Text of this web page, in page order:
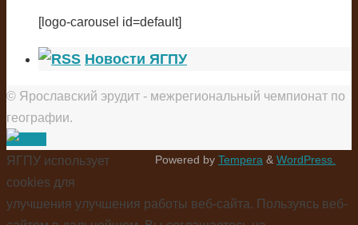
[logo-carousel id=default]
Новости ЯГПУ
© Ярославский эрудит - межрегиональный чемпионат по
географии.
Powered by Tempera & WordPress.
ЯГПУ использует
cookies для
улучшения улучшения работы веб-сайта. Пользуясь веб-